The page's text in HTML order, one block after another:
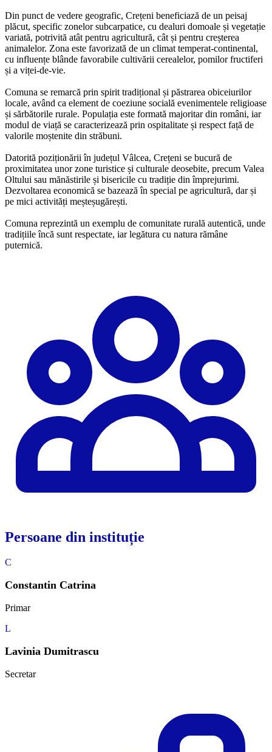
Din punct de vedere geografic, Crețeni beneficiază de un peisaj
plăcut, specific zonelor subcarpatice, cu dealuri domoale și vegetație
variată, potrivită atât pentru agricultură, cât și pentru creșterea
animalelor. Zona este favorizată de un climat temperat-continental,
cu influențe blânde favorabile cultivării cerealelor, pomilor fructiferi
și a viței-de-vie.
Comuna se remarcă prin spirit tradițional și păstrarea obiceiurilor
locale, având ca element de coeziune socială evenimentele religioase
și sărbătorile rurale. Populația este formată majoritar din români, iar
modul de viață se caracterizează prin ospitalitate și respect față de
valorile moștenite din străbuni.
Datorită poziționării în județul Vâlcea, Crețeni se bucură de
proximitatea unor zone turistice și culturale deosebite, precum Valea
Oltului sau mănăstirile și bisericile cu tradiție din împrejurimi.
Dezvoltarea economică se bazează în special pe agricultură, dar și
pe mici activități meșteșugărești.
Comuna reprezintă un exemplu de comunitate rurală autentică, unde
tradițiile încă sunt respectate, iar legătura cu natura rămâne
puternică.
Persoane din instituție
C
Constantin Catrina
Primar
L
Lavinia Dumitrascu
Secretar